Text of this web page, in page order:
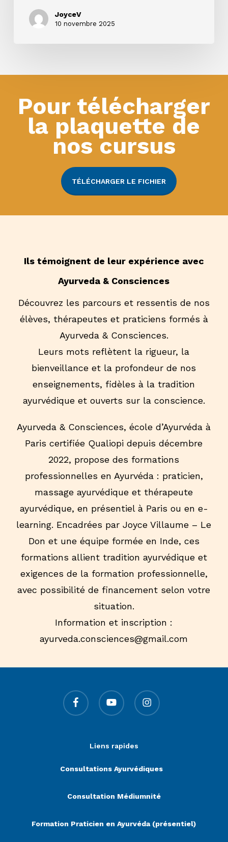
JoyceV
10 novembre 2025
Pour télécharger
la plaquette de
nos cursus
TÉLÉCHARGER LE FICHIER
Ils témoignent de leur expérience avec
Ayurveda & Consciences
Découvrez les parcours et ressentis de nos
élèves, thérapeutes et praticiens formés à
Ayurveda & Consciences.
Leurs mots reflètent la rigueur, la
bienveillance et la profondeur de nos
enseignements, fidèles à la tradition
ayurvédique et ouverts sur la conscience.
Ayurveda & Consciences, école d’Ayurvéda à
Paris certifiée Qualiopi depuis décembre
2022, propose des formations
professionnelles en Ayurvéda : praticien,
massage ayurvédique et thérapeute
ayurvédique, en présentiel à Paris ou en e-
learning. Encadrées par Joyce Villaume – Le
Don et une équipe formée en Inde, ces
formations allient tradition ayurvédique et
exigences de la formation professionnelle,
avec possibilité de financement selon votre
situation.
Information et inscription :
ayurveda.consciences@gmail.com
facebook youtube instagram
Liens rapides
Consultations Ayurvédiques
Consultation Médiumnité
Formation Praticien en Ayurvéda (présentiel)